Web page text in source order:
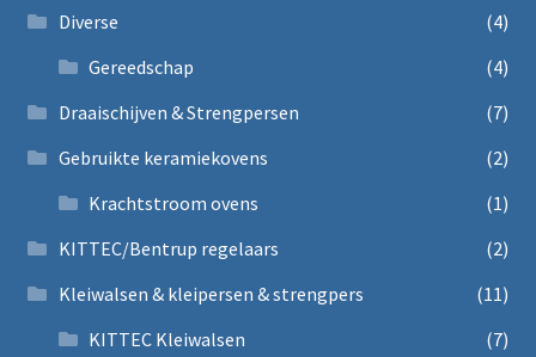
Diverse
(4)
Gereedschap
(4)
Draaischijven & Strengpersen
(7)
Gebruikte keramiekovens
(2)
Krachtstroom ovens
(1)
KITTEC/Bentrup regelaars
(2)
Kleiwalsen & kleipersen & strengpers
(11)
KITTEC Kleiwalsen
(7)